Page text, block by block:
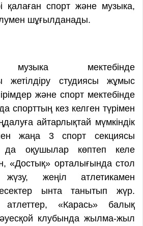
қалаған спорт және музыка,
шұғылданады.
музыка мектебінде
жетілдіру студиясы жұмыс
және спорт мектебінде
спорттың кез келген түрімен
айтарлықтай мүмкіндік
жаңа 3 спорт секциясы
оқушылар көптеп келе
«Достық» орталығында стол
жеңіл атлетикамен
ынта танытып жүр.
«Карась» балық
клубында жылма-жыл